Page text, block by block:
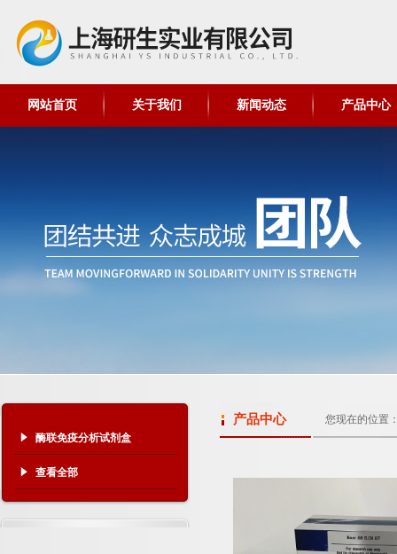
网站首页 关于我们 新闻动态 产品中心
酶联免疫分析试剂盒
查看全部
产品中心 您现在的位置